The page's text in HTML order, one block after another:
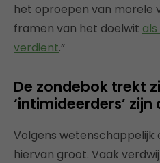
het oproepen van morele
framen van het doelwit
verdient.”
De zondebok trekt
‘intimideerders’
Volgens wetenschappelijk
hiervan groot. Vaak